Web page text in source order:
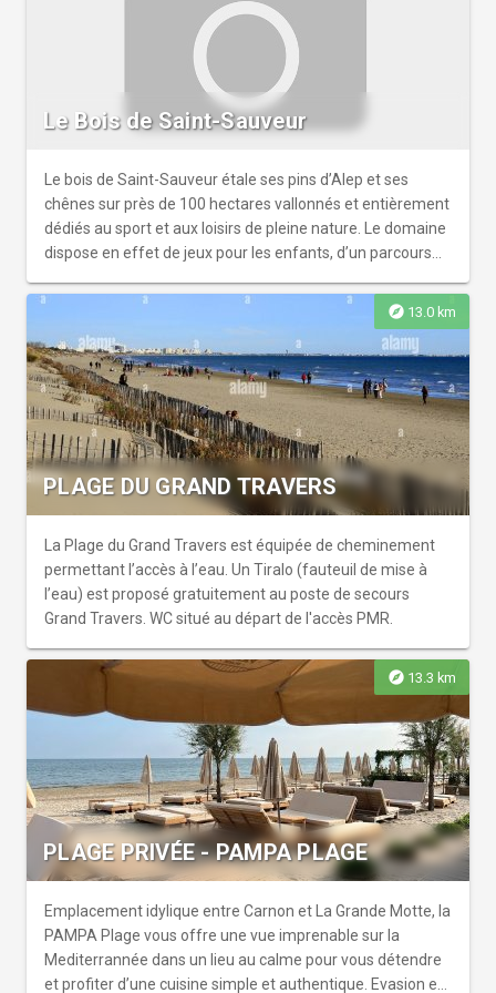
Le Bois de Saint-Sauveur
Le bois de Saint-Sauveur étale ses pins d’Alep et ses
chênes sur près de 100 hectares vallonnés et entièrement
dédiés au sport et aux loisirs de pleine nature. Le domaine
dispose en effet de jeux pour les enfants, d’un parcours
randonnée pédestre, le VTT ou l’équitation. Le bois est
situé à l’ouest du Domaine de Restinclières qu’il est
d’ailleurs possible de rejoindre directement et en tout
sécurité. Les deux domaines sont d’ailleurs
complémentaires et offrent près de 300 hectares de
nature protégée aux portes de Montpellier. Parking sur
place, aire de pique-nique, jeux, piste de découverte vélo
pour les enfants. ATTENTION: la randonnée 'PR' du Bois de
Saint-Sauveur n'est plus balisée. Un nouvel itinéraire est
en cours de création. Dans l'attente, nous vous invitons à
parcourir le domaine départemental en 'visite libre'.
explore 13.0 km
PLAGE DU GRAND TRAVERS
La Plage du Grand Travers est équipée de cheminement
permettant l’accès à l’eau. Un Tiralo (fauteuil de mise à
l’eau) est proposé gratuitement au poste de secours
Grand Travers. WC situé au départ de l'accès PMR.
explore 13.3 km
PLAGE PRIVÉE - PAMPA PLAGE
Emplacement idylique entre Carnon et La Grande Motte, la
PAMPA Plage vous offre une vue imprenable sur la
Mediterrannée dans un lieu au calme pour vous détendre
et profiter d’une cuisine simple et authentique. Evasion et